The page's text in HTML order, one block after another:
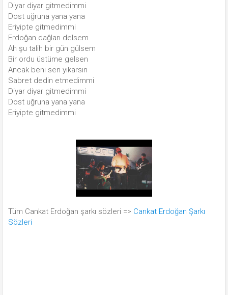
Diyar diyar gitmedimmi
Dost uğruna yana yana
Eriyipte gitmedimmi
Erdoğan dağları delsem
Ah şu talih bir gün gülsem
Bir ordu üstüme gelsen
Ancak beni sen yıkarsın
Sabret dedin etmedimmi
Diyar diyar gitmedimmi
Dost uğruna yana yana
Eriyipte gitmedimmi
Tüm Cankat Erdoğan şarkı sözleri => Cankat Erdoğan Şarkı
Sözleri